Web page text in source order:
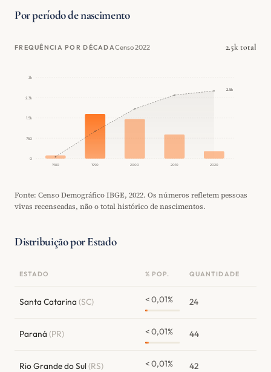
Por período de nascimento
FREQUÊNCIA POR DÉCADACenso 2022 2.5k total
0
750
1.5k
2.3k
3k
1980 1990 2000 2010 2020
2.5k
Fonte: Censo Demográfico IBGE, 2022. Os números refletem pessoas
vivas recenseadas, não o total histórico de nascimentos.
Distribuição por Estado
ESTADO % POP. QUANTIDADE
Santa Catarina (SC) < 0,01% 24
Paraná (PR) < 0,01% 44
Rio Grande do Sul(RS) < 0,01% 42